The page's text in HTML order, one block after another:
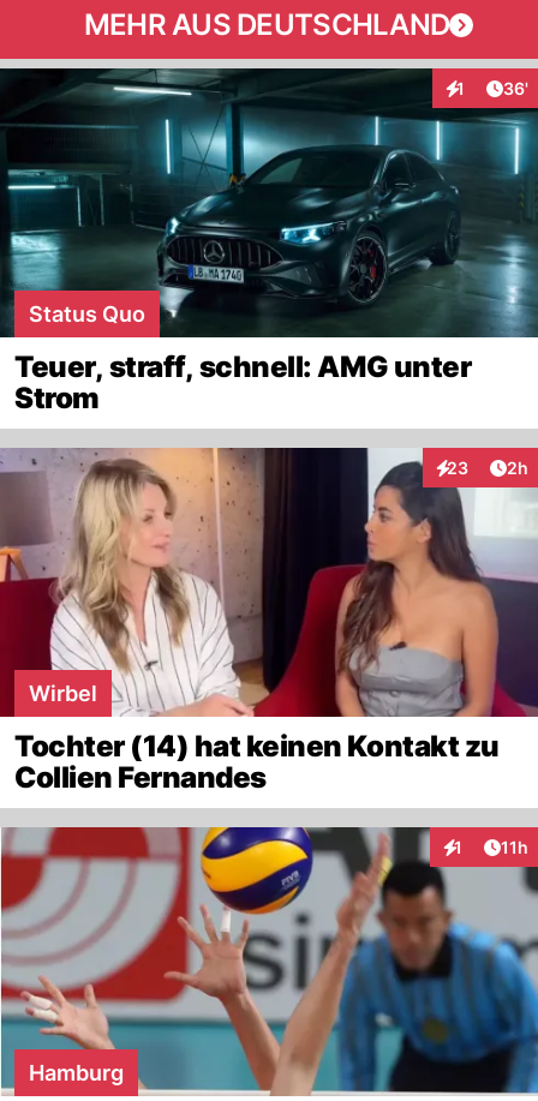
MEHR AUS DEUTSCHLAND
1 36'
Status Quo
Teuer, straff, schnell: AMG unter
Strom
23
Interaktionen
2h
Wirbel
Tochter (14) hat keinen Kontakt zu
Collien Fernandes
1 11h
Hamburg